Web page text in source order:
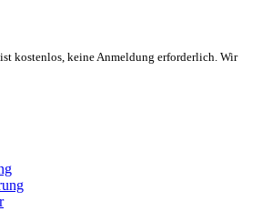
kostenlos, keine Anmeldung erforderlich. Wir